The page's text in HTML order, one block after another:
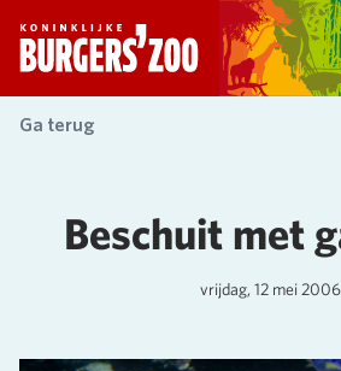
- Homepagina
Ga terug
Beschuit met
vrijdag, 12 mei 2006